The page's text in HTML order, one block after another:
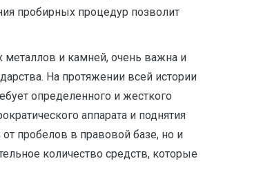
пробирных процедур позволит
металлов и камней, очень важна и
На протяжении всей истории
определенного и жесткого
аппарата и поднятия
от пробелов в правовой базе, но и
количество средств, которые